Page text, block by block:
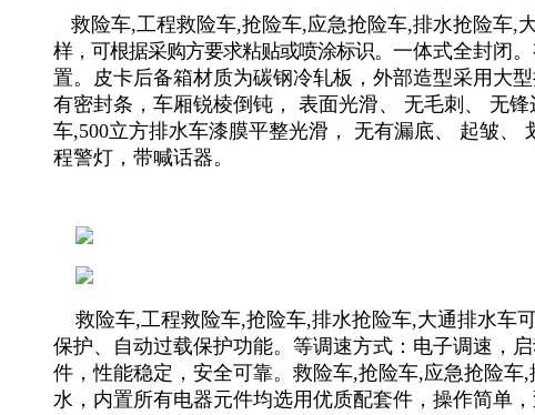
救险车,工程救险车,抢险车,应急抢险车,排水抢险车,
样，可根据采购方要求粘贴或喷涂标识。 一体式全封闭
置。 皮卡后备箱材质为碳钢冷轧板，外部造型采用大
有密封条，车厢锐棱倒钝， 表面光滑、 无毛刺、 无
车,500立方排水车漆膜平整光滑， 无有漏底、 起皱、
程警灯，带喊话器。
救险车,工程救险车,抢险车,排水抢险车,大通排水车
保护、自动过载保护功能。等调速方式：电子调速，
件，性能稳定，安全可靠。救险车,抢险车,应急抢险车
水，内置所有电器元件均选用优质配套件，操作简单